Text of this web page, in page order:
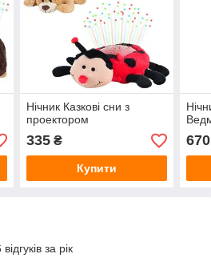
Нічник Казкові сни з
проектором
335₴
Купити
670
за рік